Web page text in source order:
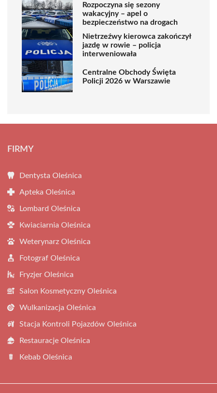
Rozpoczyna się sezony
wakacyjny – apel o
bezpieczeństwo na drogach
Nietrzeźwy kierowca zakończył
jazdę w rowie – policja
interweniowała
Centralne Obchody Święta
Policji 2026 w Warszawie
FIRMY
Dentysta Oleśnica
Apteka Oleśnica
Lombard Oleśnica
Kwiaciarnia Oleśnica
Weterynarz Oleśnica
Fotograf Oleśnica
Fryzjer Oleśnica
Salon Kosmetyczny Oleśnica
Wulkanizacja Oleśnica
Stacja Kontroli Pojazdów Oleśnica
Restauracje Oleśnica
Kebab Oleśnica